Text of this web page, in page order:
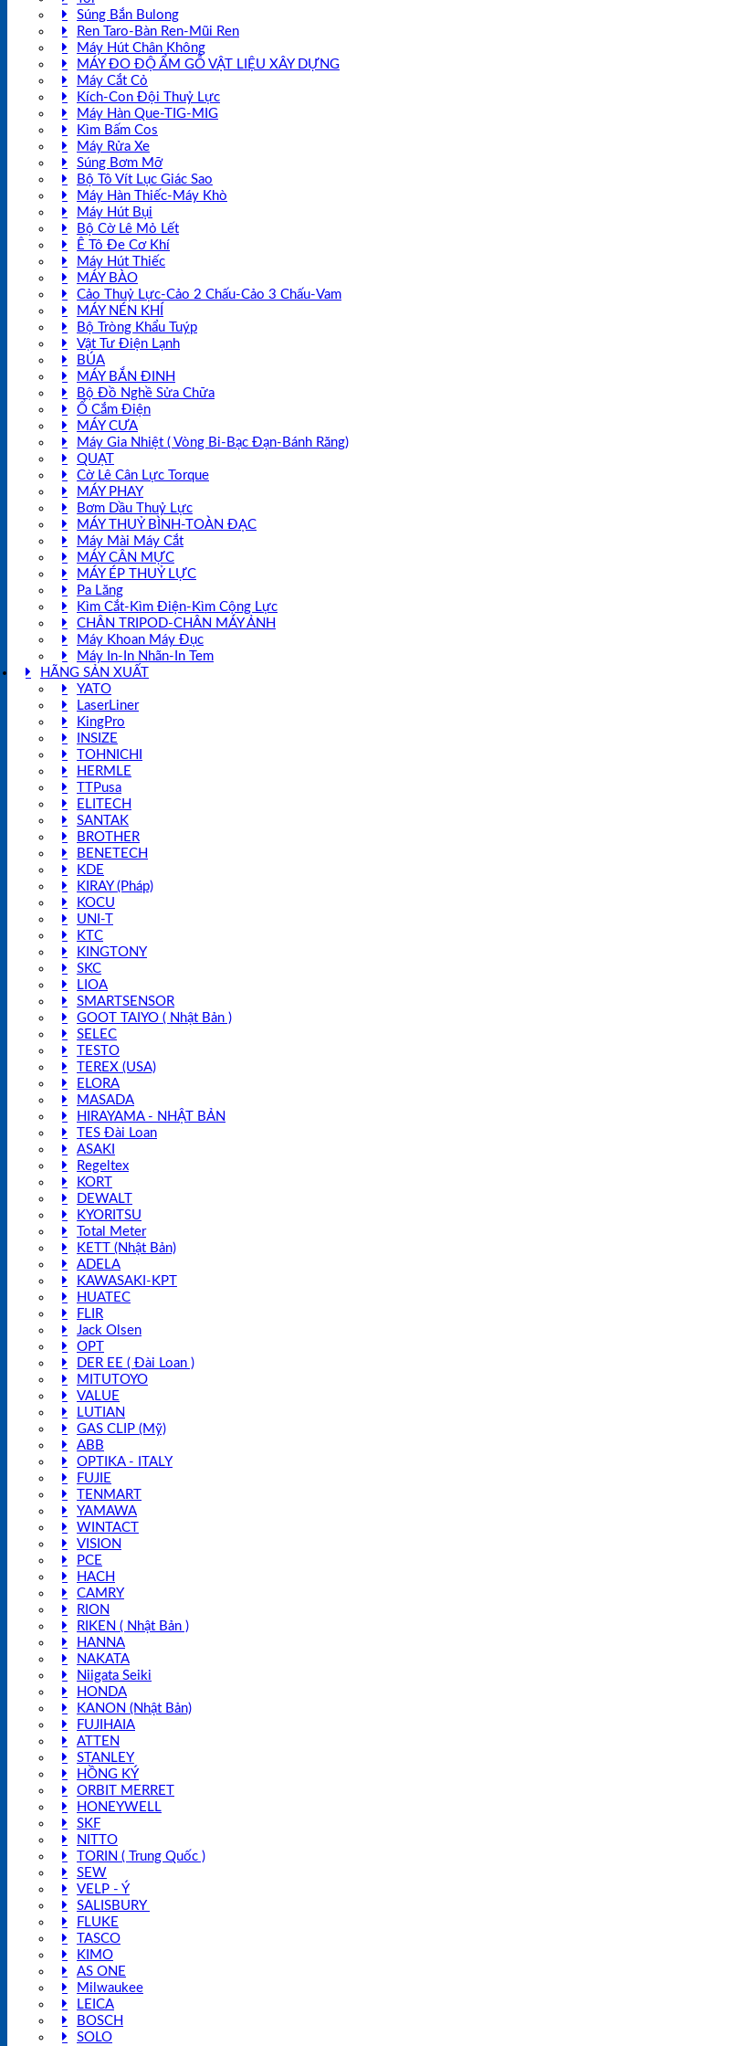
Súng Bắn Bulong
Ren Taro-Bàn Ren-Mũi Ren
Máy Hút Chân Không
MÁY ĐO ĐỘ ẨM GỖ VẬT LIỆU XÂY DỰNG
Máy Cắt Cỏ
Kích-Con Đội Thuỷ Lực
Máy Hàn Que-TIG-MIG
Kìm Bấm Cos
Máy Rửa Xe
Súng Bơm Mỡ
Bộ Tô Vít Lục Giác Sao
Máy Hàn Thiếc-Máy Khò
Máy Hút Bụi
Bộ Cờ Lê Mỏ Lết
Ê Tô Đe Cơ Khí
Máy Hút Thiếc
MÁY BÀO
Cảo Thuỷ Lực-Cảo 2 Chấu-Cảo 3 Chấu-Vam
MÁY NÉN KHÍ
Bộ Tròng Khẩu Tuýp
Vật Tư Điện Lạnh
BÚA
MÁY BẮN ĐINH
Bộ Đồ Nghề Sửa Chữa
Ổ Cắm Điện
MÁY CƯA
Máy Gia Nhiệt ( Vòng Bi-Bạc Đạn-Bánh Răng)
QUẠT
Cờ Lê Cân Lực Torque
MÁY PHAY
Bơm Dầu Thuỷ Lực
MÁY THUỶ BÌNH-TOÀN ĐẠC
Máy Mài Máy Cắt
MÁY CÂN MỰC
MÁY ÉP THUỶ LỰC
Pa Lăng
Kìm Cắt-Kìm Điện-Kìm Cộng Lực
CHÂN TRIPOD-CHÂN MÁY ẢNH
Máy Khoan Máy Đục
Máy In-In Nhãn-In Tem
HÃNG SẢN XUẤT
YATO
LaserLiner
KingPro
INSIZE
TOHNICHI
HERMLE
TTPusa
ELITECH
SANTAK
BROTHER
BENETECH
KDE
KIRAY (Pháp)
KOCU
UNI-T
KTC
KINGTONY
SKC
LIOA
SMARTSENSOR
GOOT TAIYO ( Nhật Bản )
SELEC
TESTO
TEREX (USA)
ELORA
MASADA
HIRAYAMA - NHẬT BẢN
TES Đài Loan
ASAKI
Regeltex
KORT
DEWALT
KYORITSU
Total Meter
KETT (Nhật Bản)
ADELA
KAWASAKI-KPT
HUATEC
FLIR
Jack Olsen
OPT
DER EE ( Đài Loan )
MITUTOYO
VALUE
LUTIAN
GAS CLIP (Mỹ)
ABB
OPTIKA - ITALY
FUJIE
TENMART
YAMAWA
WINTACT
VISION
PCE
HACH
CAMRY
RION
RIKEN ( Nhật Bản )
HANNA
NAKATA
Niigata Seiki
HONDA
KANON (Nhật Bản)
FUJIHAIA
ATTEN
STANLEY
HỒNG KÝ
ORBIT MERRET
HONEYWELL
SKF
NITTO
TORIN ( Trung Quốc )
SEW
VELP - Ý
SALISBURY
FLUKE
TASCO
KIMO
AS ONE
Milwaukee
LEICA
BOSCH
SOLO